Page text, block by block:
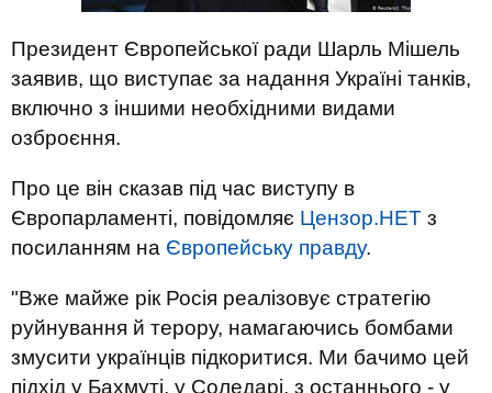
Президент Європейської ради Шарль Мішель
заявив, що виступає за надання Україні танків,
включно з іншими необхідними видами
озброєння.
Про це він сказав під час виступу в
Європарламенті, повідомляє Цензор.НЕТ з
посиланням на Європейську правду.
"Вже майже рік Росія реалізовує стратегію
руйнування й терору, намагаючись бомбами
змусити українців підкоритися. Ми бачимо цей
підхід у Бахмуті, у Соледарі, з останнього - у